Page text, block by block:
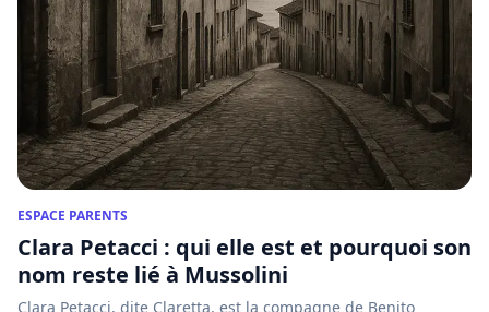
ESPACE PARENTS
Clara Petacci : qui elle est et pourquoi son
nom reste lié à Mussolini
Clara Petacci, dite Claretta, est la compagne de Benito